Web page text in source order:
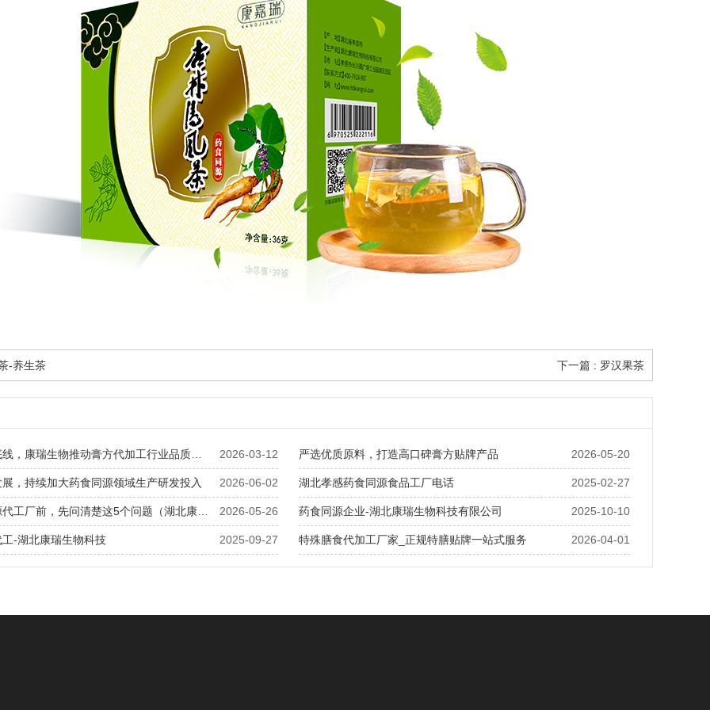
-养生茶 下一篇 : 罗汉果茶
2026-03-12 2026-05-20
严选优质原料，打造高口碑膏方贴牌产品
2026-06-02
，持续加大药食同源领域生产研发投入 2025-02-27
湖北孝感药食同源食品工厂电话
2026-05-26 2025-10-10
药食同源企业-湖北康瑞生物科技有限公司
2025-09-27
-湖北康瑞生物科技 2026-04-01
特殊膳食代加工厂家_正规特膳贴牌一站式服务